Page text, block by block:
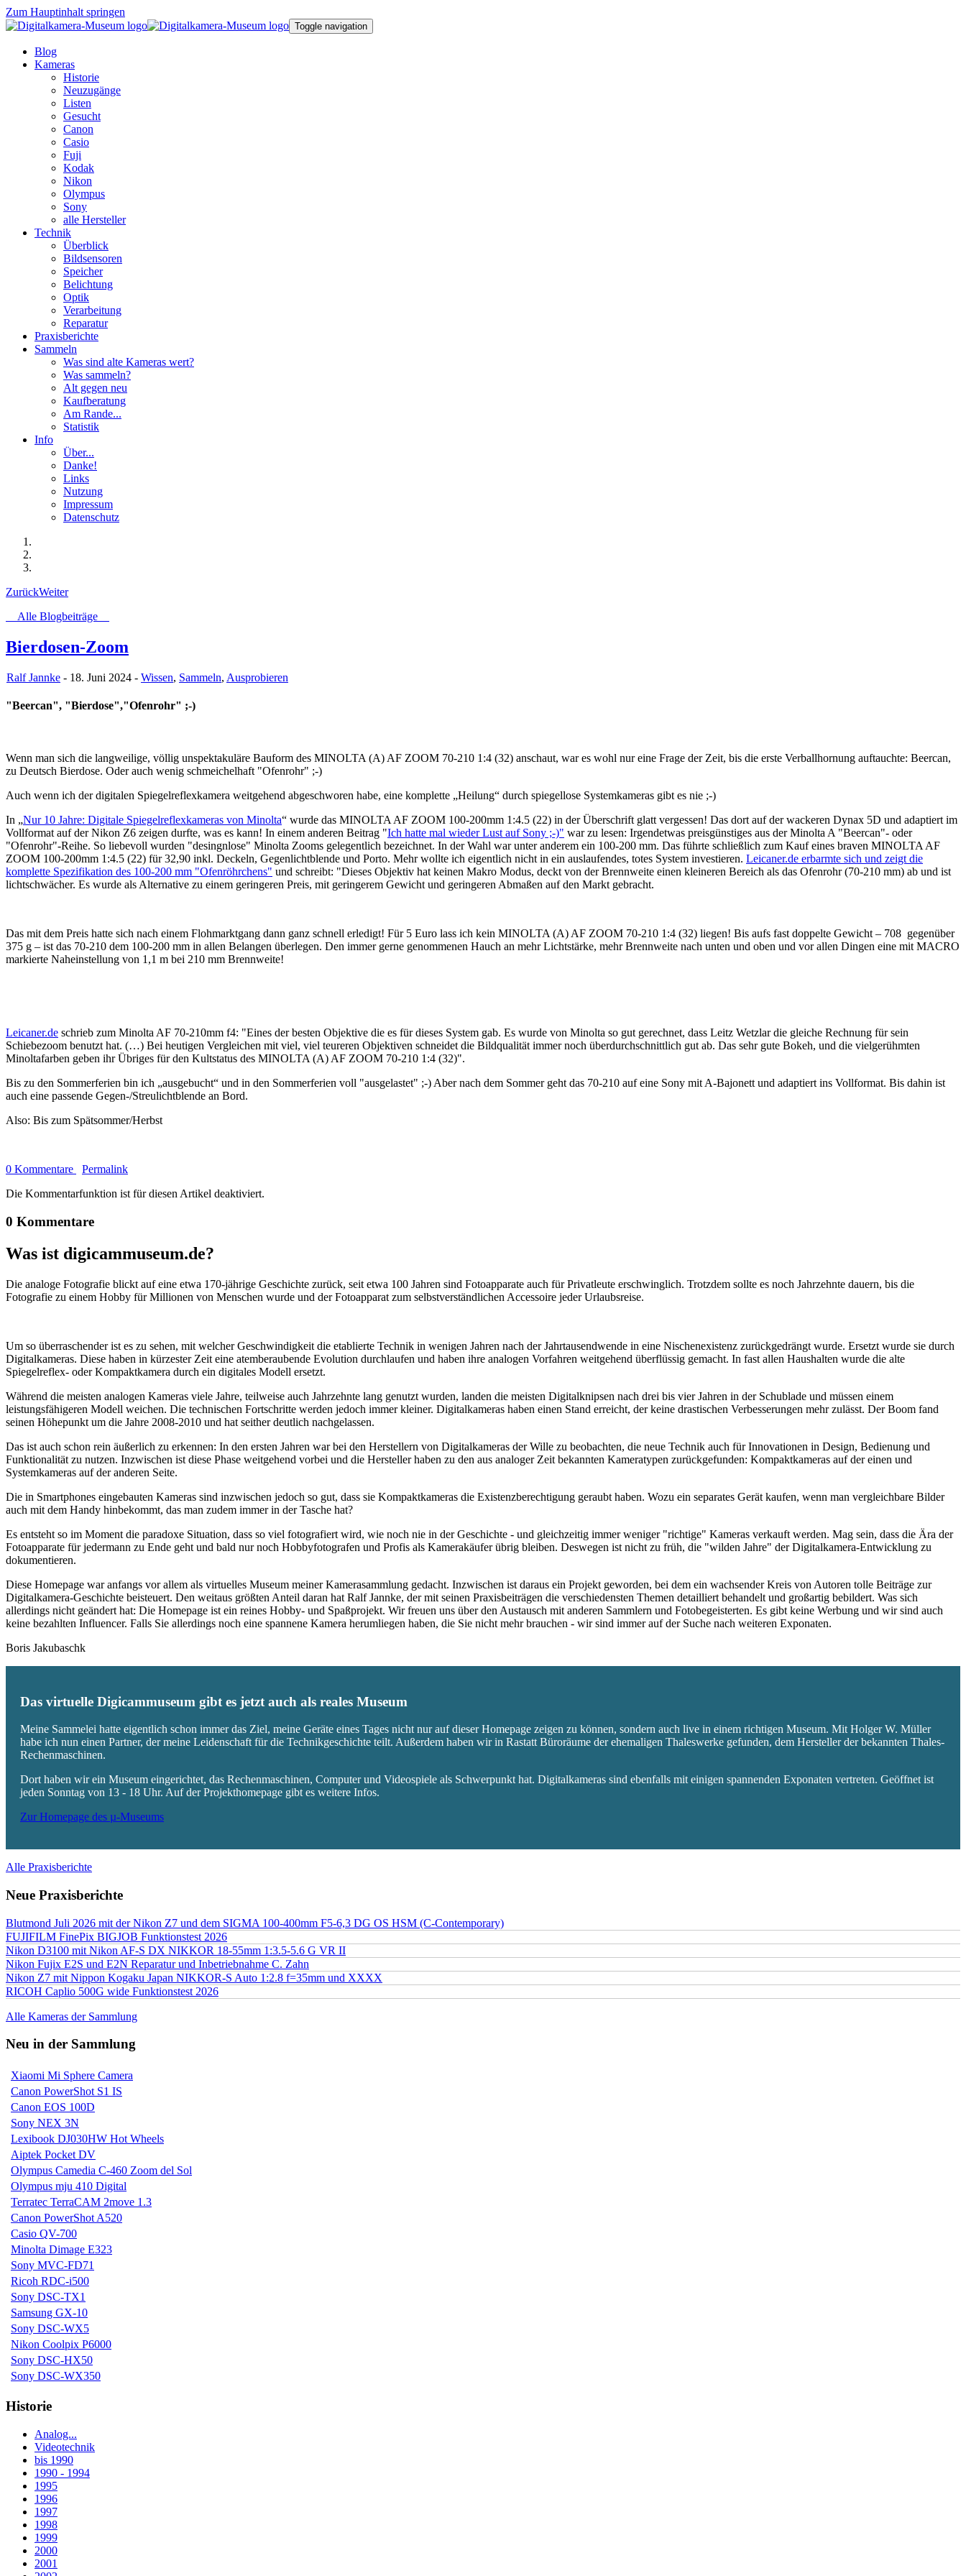
Zum Hauptinhalt springen
Toggle navigation
Blog
Kameras
Historie
Neuzugänge
Listen
Gesucht
Canon
Casio
Fuji
Kodak
Nikon
Olympus
Sony
alle Hersteller
Technik
Überblick
Bildsensoren
Speicher
Belichtung
Optik
Verarbeitung
Reparatur
Praxisberichte
Sammeln
Was sind alte Kameras wert?
Was sammeln?
Alt gegen neu
Kaufberatung
Am Rande...
Statistik
Info
Über...
Danke!
Links
Nutzung
Impressum
Datenschutz
ZurückWeiter
Alle Blogbeiträge
Bierdosen-Zoom
Ralf Jannke - 18. Juni 2024 - Wissen, Sammeln, Ausprobieren
"Beercan", "Bierdose","Ofenrohr" ;-)
Wenn man sich die langweilige, völlig unspektakuläre Bauform des MINOLTA (A) AF ZOOM 70-210 1:4 (32) anschaut, war es wohl nur eine Frage der Zeit, bis die erste Verballhornung auftauchte: Beercan,
zu Deutsch Bierdose. Oder auch wenig schmeichelhaft "Ofenrohr" ;-)
Auch wenn ich der digitalen Spiegelreflexkamera weitgehend abgeschworen habe, eine komplette „Heilung“ durch spiegellose Systemkameras gibt es nie ;-)
In „Nur 10 Jahre: Digitale Spiegelreflexkameras von Minolta“ wurde das MINOLTA AF ZOOM 100-200mm 1:4.5 (22) in der Überschrift glatt vergessen! Das dort auf der wackeren Dynax 5D und adaptiert im
Vollformat auf der Nikon Z6 zeigen durfte, was es kann! In einem anderen Beitrag "Ich hatte mal wieder Lust auf Sony ;-)" war zu lesen: Irgendetwas preisgünstiges aus der Minolta A "Beercan"- oder
"Ofenrohr"-Reihe. So liebevoll wurden "desingnlose" Minolta Zooms gelegentlich bezeichnet. In der Wahl war unter anderem ein 100-200 mm. Das führte schließlich zum Kauf eines braven MINOLTA AF
ZOOM 100-200mm 1:4.5 (22) für 32,90 inkl. Deckeln, Gegenlichtblende und Porto. Mehr wollte ich eigentlich nicht in ein auslaufendes, totes System investieren. Leicaner.de erbarmte sich und zeigt die
komplette Spezifikation des 100-200 mm "Ofenröhrchens" und schreibt: "Dieses Objektiv hat keinen Makro Modus, deckt von der Brennweite einen kleineren Bereich als das Ofenrohr (70-210 mm) ab und ist
lichtschwächer. Es wurde als Alternative zu einem geringeren Preis, mit geringerem Gewicht und geringeren Abmaßen auf den Markt gebracht.
Das mit dem Preis hatte sich nach einem Flohmarktgang dann ganz schnell erledigt! Für 5 Euro lass ich kein MINOLTA (A) AF ZOOM 70-210 1:4 (32) liegen! Bis aufs fast doppelte Gewicht – 708 gegenüber
375 g – ist das 70-210 dem 100-200 mm in allen Belangen überlegen. Den immer gerne genommenen Hauch an mehr Lichtstärke, mehr Brennweite nach unten und oben und vor allen Dingen eine mit MACRO
markierte Naheinstellung von 1,1 m bei 210 mm Brennweite!
Leicaner.de schrieb zum Minolta AF 70-210mm f4: "Eines der besten Objektive die es für dieses System gab. Es wurde von Minolta so gut gerechnet, dass Leitz Wetzlar die gleiche Rechnung für sein
Schiebezoom benutzt hat. (…) Bei heutigen Vergleichen mit viel, viel teureren Objektiven schneidet die Bildqualität immer noch überdurchschnittlich gut ab. Das sehr gute Bokeh, und die vielgerühmten
Minoltafarben geben ihr Übriges für den Kultstatus des MINOLTA (A) AF ZOOM 70-210 1:4 (32)".
Bis zu den Sommerferien bin ich „ausgebucht“ und in den Sommerferien voll "ausgelastet" ;-) Aber nach dem Sommer geht das 70-210 auf eine Sony mit A-Bajonett und adaptiert ins Vollformat. Bis dahin ist
auch eine passende Gegen-/Streulichtblende an Bord.
Also: Bis zum Spätsommer/Herbst
0 Kommentare
Permalink
Die Kommentarfunktion ist für diesen Artikel deaktiviert.
0 Kommentare
Was ist digicammuseum.de?
Die analoge Fotografie blickt auf eine etwa 170-jährige Geschichte zurück, seit etwa 100 Jahren sind Fotoapparate auch für Privatleute erschwinglich. Trotzdem sollte es noch Jahrzehnte dauern, bis die
Fotografie zu einem Hobby für Millionen von Menschen wurde und der Fotoapparat zum selbstverständlichen Accessoire jeder Urlaubsreise.
Um so überraschender ist es zu sehen, mit welcher Geschwindigkeit die etablierte Technik in wenigen Jahren nach der Jahrtausendwende in eine Nischenexistenz zurückgedrängt wurde. Ersetzt wurde sie durch
Digitalkameras. Diese haben in kürzester Zeit eine atemberaubende Evolution durchlaufen und haben ihre analogen Vorfahren weitgehend überflüssig gemacht. In fast allen Haushalten wurde die alte
Spiegelreflex- oder Kompaktkamera durch ein digitales Modell ersetzt.
Während die meisten analogen Kameras viele Jahre, teilweise auch Jahrzehnte lang genutzt wurden, landen die meisten Digitalknipsen nach drei bis vier Jahren in der Schublade und müssen einem
leistungsfähigeren Modell weichen. Die technischen Fortschritte werden jedoch immer kleiner. Digitalkameras haben einen Stand erreicht, der keine drastischen Verbesserungen mehr zulässt. Der Boom fand
seinen Höhepunkt um die Jahre 2008-2010 und hat seither deutlich nachgelassen.
Das ist auch schon rein äußerlich zu erkennen: In den ersten Jahren war bei den Herstellern von Digitalkameras der Wille zu beobachten, die neue Technik auch für Innovationen in Design, Bedienung und
Funktionalität zu nutzen. Inzwischen ist diese Phase weitgehend vorbei und die Hersteller haben zu den aus analoger Zeit bekannten Kameratypen zurückgefunden: Kompaktkameras auf der einen und
Systemkameras auf der anderen Seite.
Die in Smartphones eingebauten Kameras sind inzwischen jedoch so gut, dass sie Kompaktkameras die Existenzberechtigung geraubt haben. Wozu ein separates Gerät kaufen, wenn man vergleichbare Bilder
auch mit dem Handy hinbekommt, das man zudem immer in der Tasche hat?
Es entsteht so im Moment die paradoxe Situation, dass so viel fotografiert wird, wie noch nie in der Geschichte - und gleichzeitig immer weniger "richtige" Kameras verkauft werden. Mag sein, dass die Ära der
Fotoapparate für jedermann zu Ende geht und bald nur noch Hobbyfotografen und Profis als Kamerakäufer übrig bleiben. Deswegen ist nicht zu früh, die "wilden Jahre" der Digitalkamera-Entwicklung zu
dokumentieren.
Diese Homepage war anfangs vor allem als virtuelles Museum meiner Kamerasammlung gedacht. Inzwischen ist daraus ein Projekt geworden, bei dem ein wachsender Kreis von Autoren tolle Beiträge zur
Digitalkamera-Geschichte beisteuert. Den weitaus größten Anteil daran hat Ralf Jannke, der mit seinen Praxisbeiträgen die verschiedensten Themen detailliert behandelt und großartig bebildert. Was sich
allerdings nicht geändert hat: Die Homepage ist ein reines Hobby- und Spaßprojekt. Wir freuen uns über den Austausch mit anderen Sammlern und Fotobegeisterten. Es gibt keine Werbung und wir sind auch
keine bezahlten Influencer. Falls Sie allerdings noch eine spannene Kamera herumliegen haben, die Sie nicht mehr brauchen - wir sind immer auf der Suche nach weiteren Exponaten.
Boris Jakubaschk
Das virtuelle Digicammuseum gibt es jetzt auch als reales Museum
Meine Sammelei hatte eigentlich schon immer das Ziel, meine Geräte eines Tages nicht nur auf dieser Homepage zeigen zu können, sondern auch live in einem richtigen Museum. Mit Holger W. Müller
habe ich nun einen Partner, der meine Leidenschaft für die Technikgeschichte teilt. Außerdem haben wir in Rastatt Büroräume der ehemaligen Thaleswerke gefunden, dem Hersteller der bekannten Thales-
Rechenmaschinen.
Dort haben wir ein Museum eingerichtet, das Rechenmaschinen, Computer und Videospiele als Schwerpunkt hat. Digitalkameras sind ebenfalls mit einigen spannenden Exponaten vertreten. Geöffnet ist
jeden Sonntag von 13 - 18 Uhr. Auf der Projekthomepage gibt es weitere Infos.
Zur Homepage des µ-Museums
Alle Praxisberichte
Neue Praxisberichte
Blutmond Juli 2026 mit der Nikon Z7 und dem SIGMA 100-400mm F5-6,3 DG OS HSM (C-Contemporary)
FUJIFILM FinePix BIGJOB Funktionstest 2026
Nikon D3100 mit Nikon AF-S DX NIKKOR 18-55mm 1:3.5-5.6 G VR II
Nikon Fujix E2S und E2N Reparatur und Inbetriebnahme C. Zahn
Nikon Z7 mit Nippon Kogaku Japan NIKKOR-S Auto 1:2.8 f=35mm und XXXX
RICOH Caplio 500G wide Funktionstest 2026
Alle Kameras der Sammlung
Neu in der Sammlung
Xiaomi Mi Sphere Camera
Canon PowerShot S1 IS
Canon EOS 100D
Sony NEX 3N
Lexibook DJ030HW Hot Wheels
Aiptek Pocket DV
Olympus Camedia C-460 Zoom del Sol
Olympus mju 410 Digital
Terratec TerraCAM 2move 1.3
Canon PowerShot A520
Casio QV-700
Minolta Dimage E323
Sony MVC-FD71
Ricoh RDC-i500
Sony DSC-TX1
Samsung GX-10
Sony DSC-WX5
Nikon Coolpix P6000
Sony DSC-HX50
Sony DSC-WX350
Historie
Analog...
Videotechnik
bis 1990
1990 - 1994
1995
1996
1997
1998
1999
2000
2001